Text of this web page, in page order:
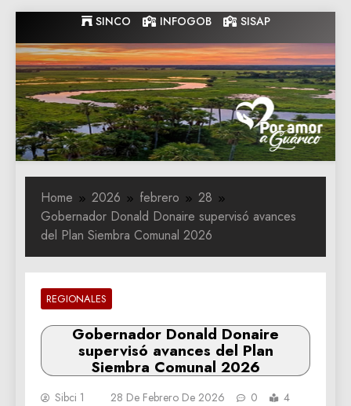
to
content
SINCO INFOGOB SISAP
Gobernacion
de Guarico
Gobernacion de Guarico
Home 2026 febrero
28
Gobernador Donald Donaire supervisó avances
del Plan Siembra Comunal 2026
REGIONALES
Gobernador Donald Donaire
supervisó avances del Plan
Siembra Comunal 2026
Sibci 1 28 De Febrero De 2026 0
4